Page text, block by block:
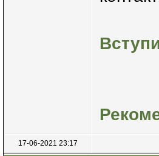
17-06-2021 23:17